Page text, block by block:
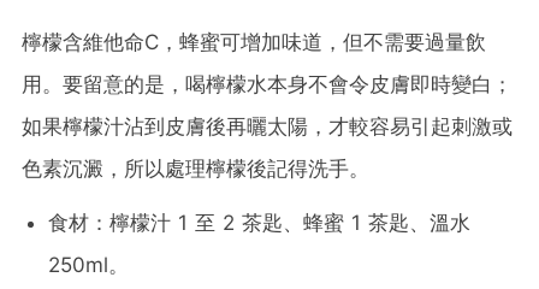
檸檬含維他命C，蜂蜜可增加味道，但不需要過量飲
用。要留意的是，喝檸檬水本身不會令皮膚即時變白；
如果檸檬汁沾到皮膚後再曬太陽，才較容易引起刺激或
色素沉澱，所以處理檸檬後記得洗手。
食材：檸檬汁 1 至 2 茶匙、蜂蜜 1 茶匙、溫水
250ml。